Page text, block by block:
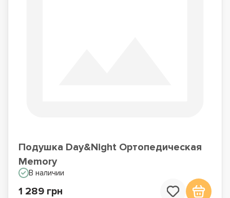
Подушка Day&Night Ортопедическая
Memory
В наличии
1 289 грн